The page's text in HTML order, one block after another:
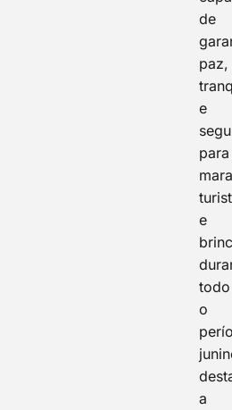
de
paz,
e
para
e
todo
o
a